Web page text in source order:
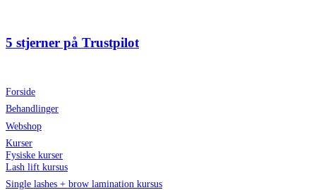
indhold
5 stjerner på Trustpilot
Forside
Behandlinger
Webshop
Kurser
Fysiske kurser
Lash lift kursus
Single lashes + brow lamination kursus